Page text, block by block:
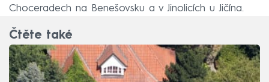
Choceradech na Benešovsku a v Jinolicích u Jičína.
Čtěte také